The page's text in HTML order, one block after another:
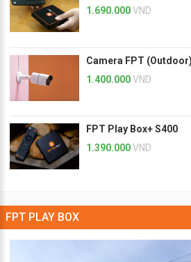
1.690.000VND
Camera FPT
1.400.000VND
FPT Play Box+ S400
1.390.000VND
FPT PLAY BOX